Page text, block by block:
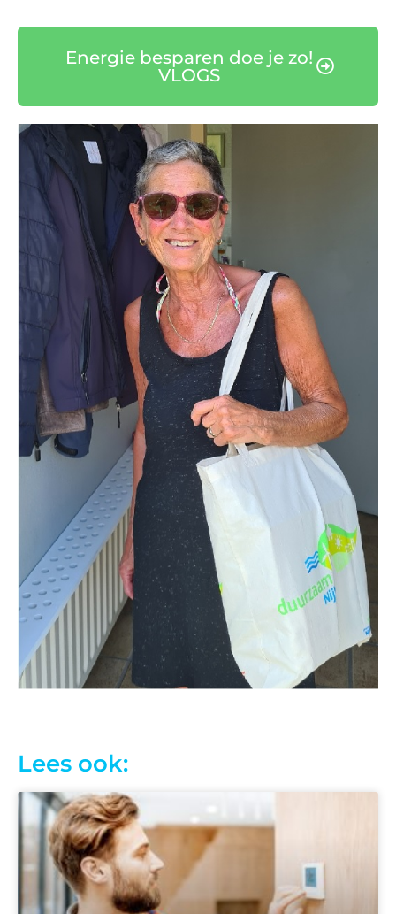
Energie besparen doe je zo!
VLOGS
Lees ook: